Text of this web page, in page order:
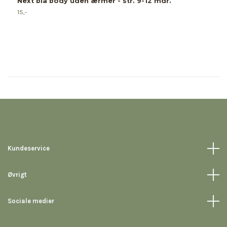
15,-
Kundeservice
Øvrigt
Sociale medier